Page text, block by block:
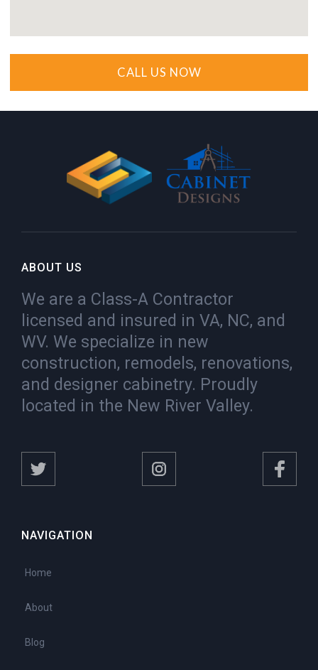
CALL US NOW
ABOUT US
We are a Class-A Contractor
licensed and insured in VA, NC, and
WV. We specialize in new
construction, remodels, renovations,
and designer cabinetry. Proudly
located in the New River Valley.
NAVIGATION
Home
About
Blog